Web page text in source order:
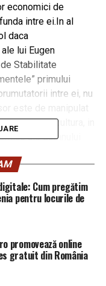
economici de
intre ei.In al
daca
lui Eugen
Stabilitate
primului
intre ei, nu
de Agricultura, in
ale domnului
limbaj de lemn
2018” (c)).
(economici)
explicata si de
de posturi si
opinia mea il apropie
cu o atitudine
si satisfce
Cum pregătim
pentru locurile de
promovează online
gratuit din România